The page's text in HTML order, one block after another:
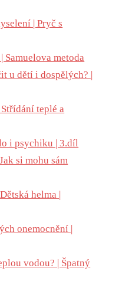
| Pryč s
Samuelova metoda
u dětí i dospělých? |
teplé a
i psychiku | 3.díl
si mohu sám
helma |
onemocnění |
vodou? | Špatný